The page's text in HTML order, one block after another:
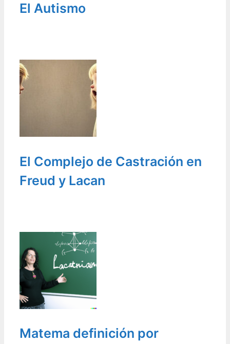
El Autismo
El Complejo de Castración en
Freud y Lacan
Matema definición por